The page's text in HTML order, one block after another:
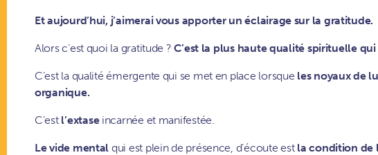
Et aujourd’hui, j’aimerai vous apporter un éclairage sur la gratitude.
Alors c’est quoi la gratitude ?C’est la plus haute qualité spirituelle
C’est la qualité émergente qui se met en place lorsque les noyaux de
organique.
C’est l’extaseincarnée et manifestée.
Le vide mental qui est plein de présence, d’écoute est la condition de